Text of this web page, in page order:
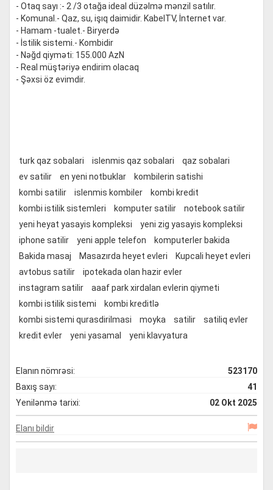
- Otaq sayı :- 2 /3 otağa ideal düzəlmə mənzil satılır.
- Komunal.- Qaz, su, işıq daimidir. KabelTV, İnternet var.
- Hamam -tualet.- Biryerdə
- İstilik sistemi.- Kombidir
- Nəğd qiyməti: 155.000 AzN
- Real müştəriyə endirim olacaq
- Şəxsi öz evimdir.
turk qaz sobalari islenmis qaz sobalari
qaz sobalari
ev satilir
en yeni notbuklar
kombilerin satishi
kombi satilir
islenmis kombiler
kombi kredit
kombi istilik sistemleri
komputer satilir
notebook satilir
yeni heyat yasayis kompleksi
yeni zig yasayis kompleksi
iphone satilir
yeni apple telefon
komputerler bakida
Bakida masaj
Masazırda heyet evleri
Kupcali heyet evleri
avtobus satilir
ipotekada olan hazir evler
instagram satilir
aaaf park xirdalan evlerin qiymeti
kombi istilik sistemi
kombi kreditlə
kombi sistemi qurasdirilmasi
moyka satilir
satiliq evler
kredit evler
yeni yasamal yeni klavyatura
Elanın nömrəsi:
523170
Baxış sayı:
41
Yenilənmə tarixi:
02 Okt 2025
Elanı bildir